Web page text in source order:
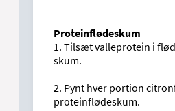
Proteinflødeskum
1. Tilsæt valleprotein i
skum.
2. Pynt hver portion
proteinflødeskum.